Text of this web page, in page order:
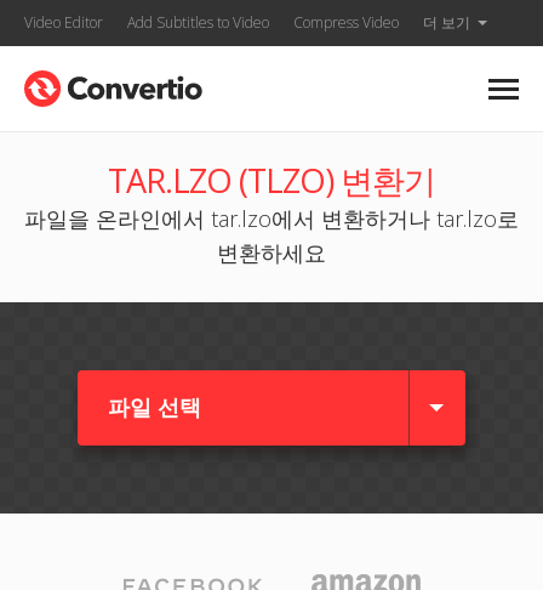
Video Editor Add Subtitles to Video Compress Video 더 보기
TAR.LZO (TLZO) 변환기
파일을 온라인에서 tar.lzo에서 변환하거나 tar.lzo로
변환하세요
파일 선택